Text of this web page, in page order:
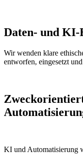
Daten- und KI-
Wir wenden klare
entworfen, eingesetzt
KI und Automatisierung